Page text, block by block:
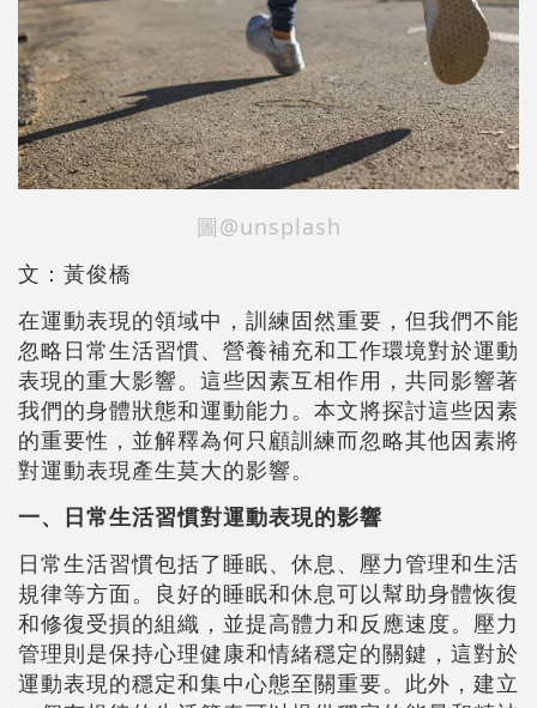
圖@unsplash
文：黃俊橋
在運動表現的領域中，訓練固然重要，但我們不能
忽略日常生活習慣、營養補充和工作環境對於運動
表現的重大影響。這些因素互相作用，共同影響著
我們的身體狀態和運動能力。本文將探討這些因素
的重要性，並解釋為何只顧訓練而忽略其他因素將
對運動表現產生莫大的影響。
一、日常生活習慣對運動表現的影響
日常生活習慣包括了睡眠、休息、壓力管理和生活
規律等方面。良好的睡眠和休息可以幫助身體恢復
和修復受損的組織，並提高體力和反應速度。壓力
管理則是保持心理健康和情緒穩定的關鍵，這對於
運動表現的穩定和集中心態至關重要。此外，建立